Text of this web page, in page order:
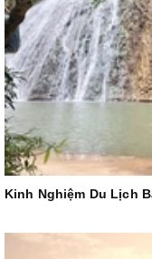
Kinh Nghiệm Du Lịch